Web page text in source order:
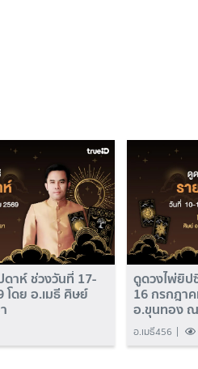
าห์ ช่วงวันที่ 17-
ดย อ.เมธี ศิษย์
ดูดวงไพ่ยิป
16 กรกฎา
อ.ขุนทอง
อ.เมธี456